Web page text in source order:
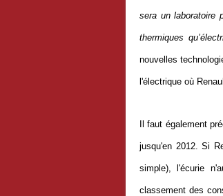
sera un laboratoire
thermiques
nouvelles
l'électrique où
Il faut également
jusqu'en 2012. Si
simple), l'écurie
classement des